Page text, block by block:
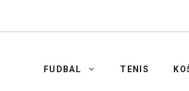
FUDBAL TENIS